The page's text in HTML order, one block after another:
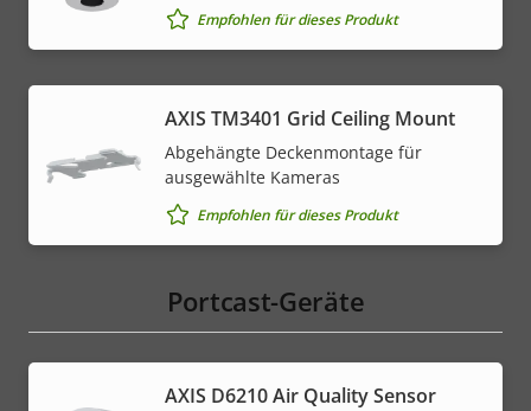
Empfohlen für dieses Produkt
AXIS TM3401 Grid Ceiling Mount
Abgehängte Deckenmontage für
ausgewählte Kameras
Empfohlen für dieses Produkt
Portcast-Geräte
AXIS D6210 Air Quality Sensor